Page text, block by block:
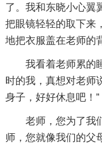
了。我和东晓小心翼
把眼镜轻轻的取下来
地把衣服盖在老师的
我看着老师累的
时的我，真想对老师
身子，好好休息吧！”
老师，您为了我
师，您就像我们的父